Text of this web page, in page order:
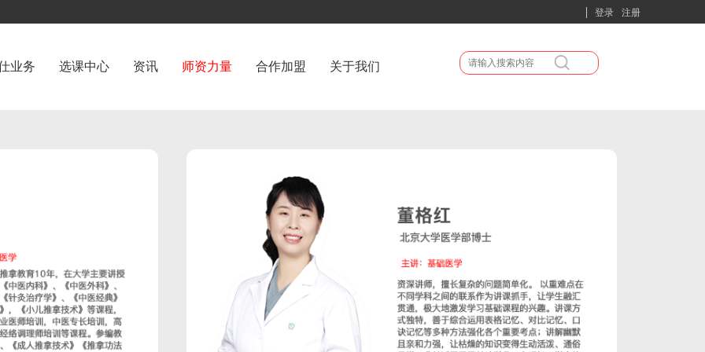
登录 注册
业务 选课中心 资讯 师资力量 合作加盟 关于我们